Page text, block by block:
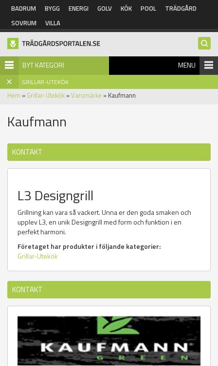
Hoppa till huvudinnehåll
BADRUM BYGG ENERGI GOLV KÖK POOL
TRÄDGÅRD
SOVRUM
VILLA
BYT KATEGORI MENU
GRILLAR-UTEKÖK
Hem » Grillar-Utekök »Varumärke » Kaufmann
Kaufmann
KONTAKT
L3 Designgrill
Grillning kan vara så vackert. Unna er den goda smaken och
upplev L3, en unik Designgrill med form och funktion i en
perfekt harmoni.
Företaget har produkter i följande kategorier:
Grillar-Utekök
KONTAKT